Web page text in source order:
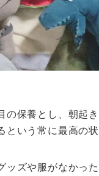
の保養とし、朝起
いう常に最高の
ッズや服がなかっ